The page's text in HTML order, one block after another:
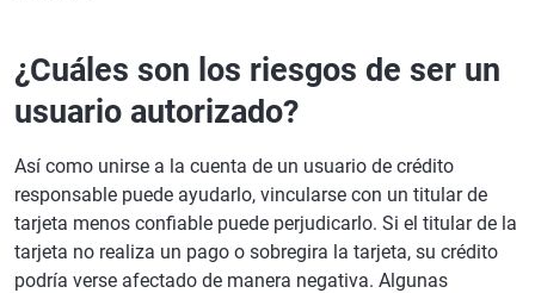
¿Cuáles son los riesgos de ser un
usuario autorizado?
Así como unirse a la cuenta de un usuario de crédito
responsable puede ayudarlo, vincularse con un titular de
tarjeta menos confiable puede perjudicarlo. Si el titular de la
tarjeta no realiza un pago o sobregira la tarjeta, su crédito
podría verse afectado de manera negativa. Algunas